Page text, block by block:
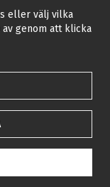
eller välj vilka
genom att klicka